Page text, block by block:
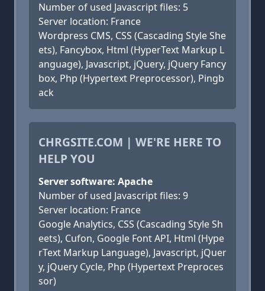
Number of used Javascript files: 5
Server location: France
Wordpress CMS, CSS (Cascading Style She
ets), Fancybox, Html (HyperText Markup L
anguage), Javascript, jQuery, jQuery Fancy
box, Php (Hypertext Preprocessor), Pingb
ack
CHRGSITE.COM | WE'RE HERE TO
HELP YOU
Server software: Apache
Number of used Javascript files: 9
Server location: France
Google Analytics, CSS (Cascading Style Sh
eets), Cufon, Google Font API, Html (Hype
rText Markup Language), Javascript, jQuer
y, jQuery Cycle, Php (Hypertext Preproces
sor)